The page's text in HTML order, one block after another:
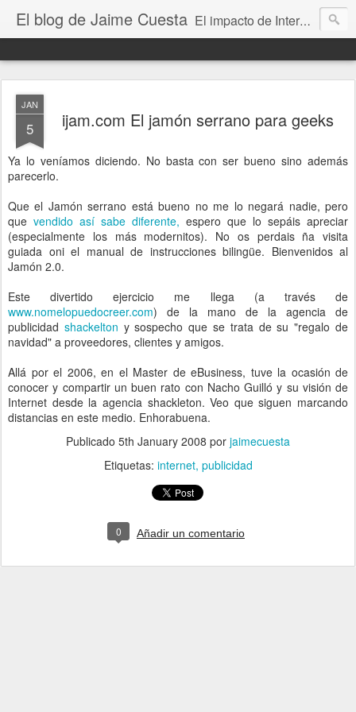
El blog de Jaime Cuesta El impacto de Internet en la sociedad visto con mis propios ojos
JAN
5 ijam.com El jamón serrano para geeks
Ya lo veníamos diciendo. No basta con ser bueno sino además
parecerlo.
Que el Jamón serrano está bueno no me lo negará nadie, pero
que vendido así sabe diferente, espero que lo sepáis apreciar
(especialmente los más modernitos). No os perdais ña visita
guiada oni el manual de instrucciones bilingüe. Bienvenidos al
Jamón 2.0.
Este divertido ejercicio me llega (a través de
www.nomelopuedocreer.com) de la mano de la agencia de
publicidad shackelton y sospecho que se trata de su "regalo de
navidad" a proveedores, clientes y amigos.
Allá por el 2006, en el Master de eBusiness, tuve la ocasión de
conocer y compartir un buen rato con Nacho Guilló y su visión de
Internet desde la agencia shackleton. Veo que siguen marcando
distancias en este medio. Enhorabuena.
Publicado 5th January 2008 por jaimecuesta
Etiquetas: internet publicidad
0 Añadir un comentario